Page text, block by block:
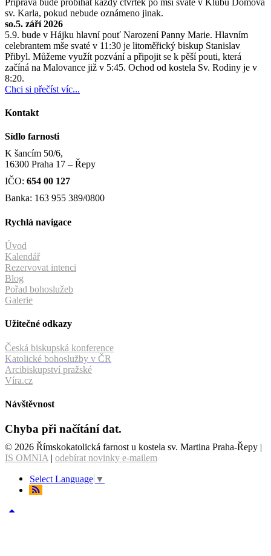
Příprava bude probíhat každý čtvrtek po mši svaté v Klubu Domova
sv. Karla, pokud nebude oznámeno jinak.
so.5. září 2026
5.9. bude v Hájku hlavní pouť Narození Panny Marie. Hlavním
celebrantem mše svaté v 11:30 je litoměřický biskup Stanislav
Přibyl. Můžeme využít pozvání a připojit se k pěší pouti, která
začíná na Malovance již v 5:45. Ochod od kostela Sv. Rodiny je v
8:20.
Chci si přečíst víc...
Kontakt
Sídlo farnosti
K šancím 50/6,
16300 Praha 17 – Řepy
IČO: 654 00 127
Banka: 163 955 389/0800
Rychlá navigace
Úvod
Kalendář
Rezervovat intenci
Blog
Pořad bohoslužeb
Galerie
Užitečné odkazy
Česká biskupská konference
Katolické bohoslužby v ČR
Arcibiskupství pražské
Víra.cz
Návštěvnost
Chyba při načítání dat.
© 2026 Římskokatolická farnost u kostela sv. Martina Praha-Řepy |
IS OMNIA | odebírat novinky e-mailem
Select Language ▼